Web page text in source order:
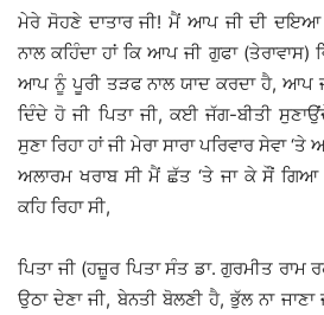
ਮੇਰੇ ਸੋਹਣੇ ਦਾਤਾਰ ਜੀ! ਮੈਂ ਆਪ ਜੀ ਦੀ
ਨਾਲ ਕਹਿੰਦਾ ਹਾਂ ਕਿ ਆਪ ਜੀ ਗੁਫਾ (ਤੇਰਾਵਾਸ)
ਆਪ ਨੂੰ ਪੂਰੀ ਤੜਫ ਨਾਲ ਯਾਦ ਕਰਦਾ ਹੈ, ਆਪ
ਦਿੰਦੇ ਹੋ ਜੀ ਪਿਤਾ ਜੀ, ਕਈ ਜੱਗ-ਬੀਤੀ
ਸੁਣਾ ਰਿਹਾ ਹਾਂ ਜੀ ਮੇਰਾ ਸਾਰਾ ਪਰਿਵਾਰ
ਅਲਾਰਮ ਖਰਾਬ ਸੀ ਮੈਂ ਛੱਤ ‘ਤੇ ਜਾ ਕੇ ਸੌਂ
ਕਹਿ ਰਿਹਾ ਸੀ,
ਪਿਤਾ ਜੀ (ਹਜ਼ੂਰ ਪਿਤਾ ਸੰਤ ਡਾ. ਗੁਰਮੀਤ ਰਾਮ
ਉਠਾ ਦੇਣਾ ਜੀ, ਬੇਨਤੀ ਬੋਲਣੀ ਹੈ, ਭੁੱਲ ਨਾ